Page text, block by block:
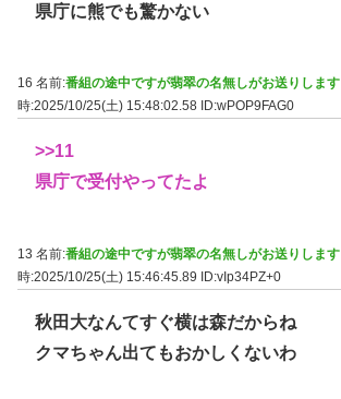
県庁に熊でも驚かない
16 名前:番組の途中ですが翡翠の名無しがお送りします
時:2025/10/25(土) 15:48:02.58 ID:wPOP9FAG0
>>11
県庁で受付やってたよ
13 名前:番組の途中ですが翡翠の名無しがお送りします
時:2025/10/25(土) 15:46:45.89
ID:vIp34PZ+0
秋田大なんてすぐ横は森だからね
クマちゃん出てもおかしくないわ